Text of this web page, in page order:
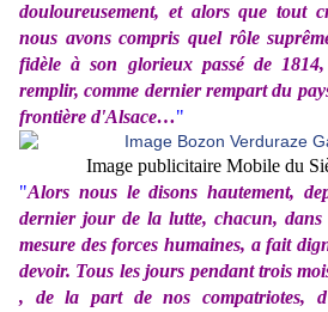
douloureusement, et alors que tout
nous avons compris quel rôle
fidèle à son glorieux passé de
remplir, comme dernier rempart du
frontière d'Alsace…"
Image publicitaire Mobile du
"Alors nous le disons hautement,
dernier jour de la lutte, chacun,
mesure des forces humaines, a fait
devoir. Tous les jours pendant trois
, de la part de nos compatriotes,